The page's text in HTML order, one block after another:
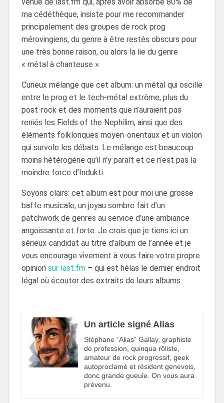
ma cédéthèque, insiste pour me recommander
principalement des groupes de rock prog
mérovingiens, du genre à être restés obscurs pour
une très bonne raison, ou alors la lie du genre
« métal à chanteuse ».
Curieux mélange que cet album: un métal qui oscille
entre le prog et le tech-métal extrême, plus du
post-rock et des moments que n’auraient pas
reniés les Fields of the Nephilim, ainsi que des
éléments folkloriques moyen-orientaux et un violon
qui survole les débats. Le mélange est beaucoup
moins hétérogène qu’il n’y paraît et ce n’est pas la
moindre force d’Indukti.
Soyons clairs: cet album est pour moi une grosse
baffe musicale, un joyau sombre fait d’un
patchwork de genres au service d’une ambiance
angoissante et forte. Je crois que je tiens ici un
sérieux candidat au titre d’album de l’année et je
vous encourage vivement à vous faire votre propre
opinion sur last.fm– qui est hélas le dernier endroit
légal où écouter des extraits de leurs albums.
Un article signé Alias
Stéphane “Alias” Gallay, graphiste
de profession, quinqua rôliste,
amateur de rock progressif, geek
autoproclamé et résident genevois,
donc grande gueule. On vous aura
prévenu.